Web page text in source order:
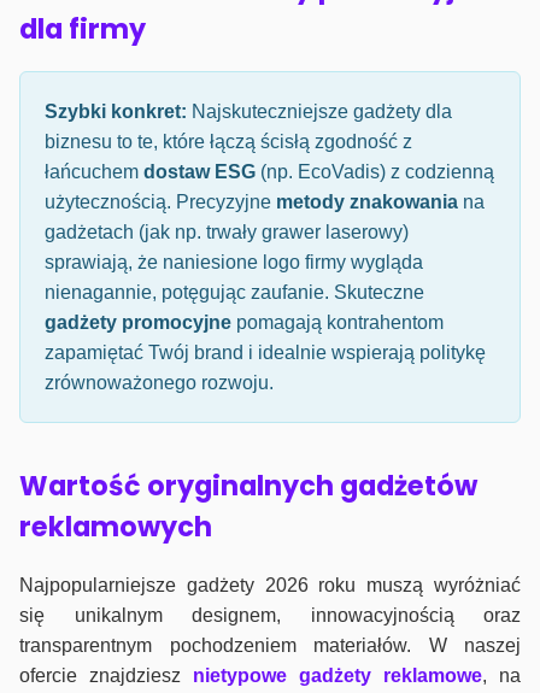
dla firmy
Szybki konkret: Najskuteczniejsze gadżety dla
biznesu to te, które łączą ścisłą zgodność z
łańcuchem dostaw ESG (np. EcoVadis) z codzienną
użytecznością. Precyzyjne metody znakowania na
gadżetach (jak np. trwały grawer laserowy)
sprawiają, że naniesione logo firmy wygląda
nienagannie, potęgując zaufanie. Skuteczne
gadżety promocyjne pomagają kontrahentom
zapamiętać Twój brand i idealnie wspierają politykę
zrównoważonego rozwoju.
Wartość oryginalnych gadżetów
reklamowych
Najpopularniejsze gadżety 2026 roku muszą wyróżniać
się unikalnym designem, innowacyjnością oraz
transparentnym pochodzeniem materiałów. W naszej
ofercie znajdziesz nietypowe gadżety reklamowe, na